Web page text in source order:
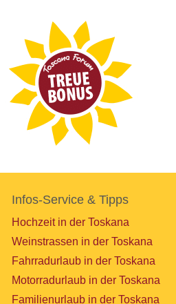
Infos-Service & Tipps
Hochzeit in der Toskana
Weinstrassen in der Toskana
Fahrradurlaub in der Toskana
Motorradurlaub in der Toskana
Familienurlaub in der Toskana